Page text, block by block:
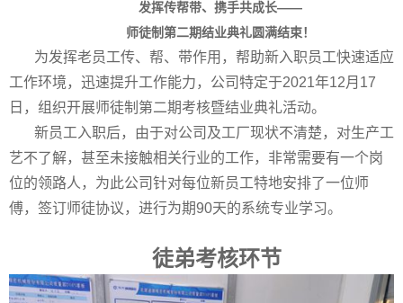
发挥传帮带、携手共成长——
师徒制第二期结业典礼圆满结束！
为发挥老员工传、帮、带作用，帮助新入职员工快速适应
工作环境，迅速提升工作能力，公司特定于2021年12月 17
日，组织开展师徒制第二期考核暨结业典礼活动。
新员工入职后，由于对公司及工厂现状不清楚，对生产工
艺不了解，甚至未接触相关行业的工作，非常需要有一个岗
位的领路人，为此公司针对每位新员工特地安排了一位师
傅，签订师徒协议，进行为期90天的系统专业学习。
徒弟考核环节